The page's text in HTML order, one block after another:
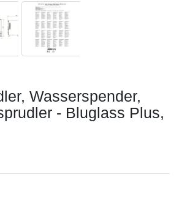
Wasserspender,
- Bluglass Plus,